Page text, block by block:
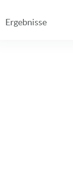
Ergebnisse